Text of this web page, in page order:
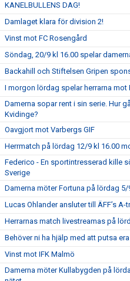
KANELBULLENS DAG!
Damlaget klara för division 2!
Vinst mot FC Rosengård
Söndag, 20/9 kl 16.00 spelar
Backahill och Stiftelsen Gripen
I morgon lördag spelar herrarna mot
Damerna sopar rent i sin serie. Hur
Kvidinge?
Oavgjort mot Varbergs GIF
Herrmatch på lördag 12/9 kl 16.00
Federico - En sportintresserad kille
Sverige
Damerna möter Fortuna på lördag 5/
Lucas Ohlander ansluter till ÄFF’s A-
Herrarnas match livestreamas på
Behöver ni ha hjälp med att putsa
Vinst mot IFK Malmö
Damerna möter Kullabygden på